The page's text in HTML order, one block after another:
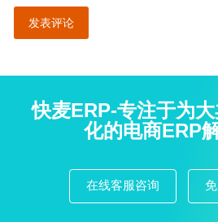
快麦ERP-专注于为
化的电商ERP
在线客服咨询